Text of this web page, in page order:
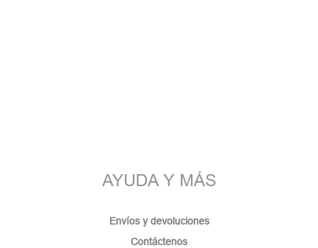
AYUDA Y MÁS
Envíos y devoluciones
Contáctenos